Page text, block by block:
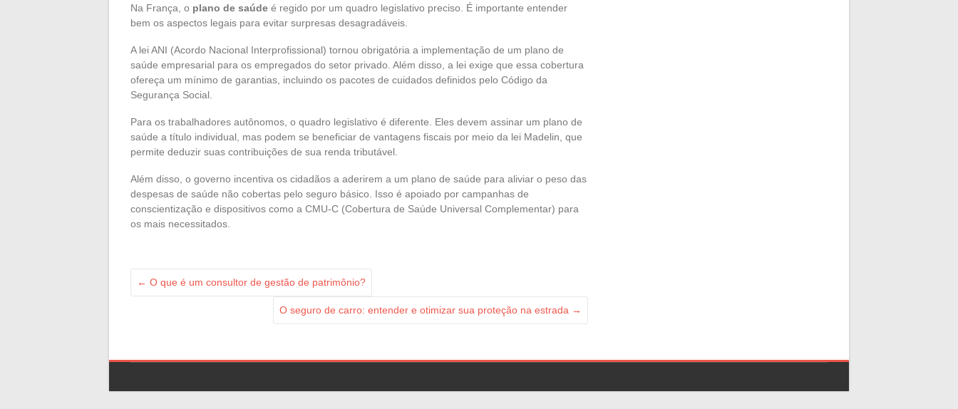
Na França, o plano de saúde é regido por um quadro legislativo preciso. É importante entender
bem os aspectos legais para evitar surpresas desagradáveis.
A lei ANI (Acordo Nacional Interprofissional) tornou obrigatória a implementação de um plano de
saúde empresarial para os empregados do setor privado. Além disso, a lei exige que essa cobertura
ofereça um mínimo de garantias, incluindo os pacotes de cuidados definidos pelo Código da
Segurança Social.
Para os trabalhadores autônomos, o quadro legislativo é diferente. Eles devem assinar um plano de
saúde a título individual, mas podem se beneficiar de vantagens fiscais por meio da lei Madelin, que
permite deduzir suas contribuições de sua renda tributável.
Além disso, o governo incentiva os cidadãos a aderirem a um plano de saúde para aliviar o peso das
despesas de saúde não cobertas pelo seguro básico. Isso é apoiado por campanhas de
conscientização e dispositivos como a CMU-C (Cobertura de Saúde Universal Complementar) para
os mais necessitados.
← O que é um consultor de gestão de patrimônio?
O seguro de carro: entender e otimizar sua proteção na estrada →